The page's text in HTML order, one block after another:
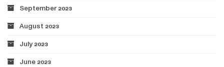
September 2023
August 2023
July 2023
June 2023